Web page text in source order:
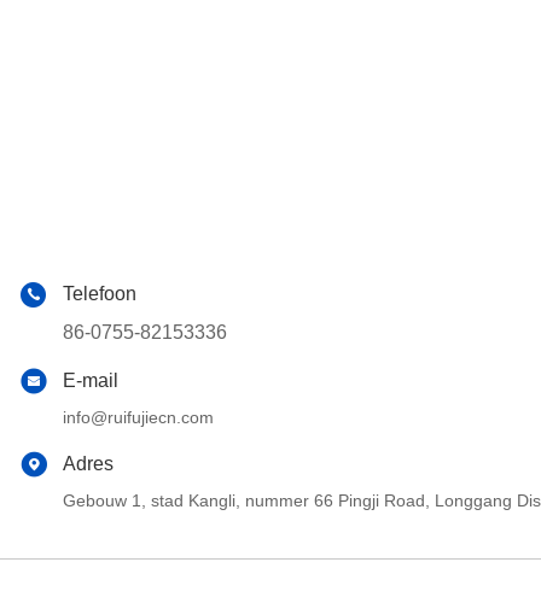
Telefoon
86-0755-82153336
E-mail
info@ruifujiecn.com
Adres
Gebouw 1, stad Kangli, nummer 66 Pingji Road, Longgang